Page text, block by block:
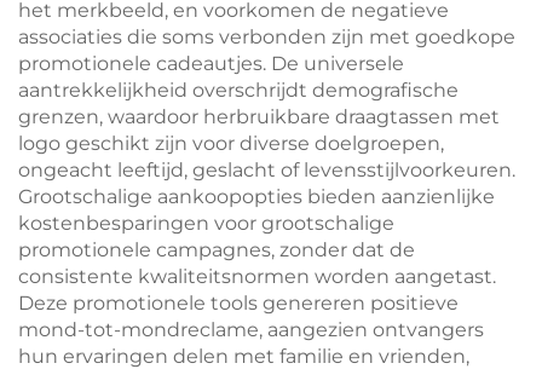
het merkbeeld, en voorkomen de negatieve
associaties die soms verbonden zijn met goedkope
promotionele cadeautjes. De universele
aantrekkelijkheid overschrijdt demografische
grenzen, waardoor herbruikbare draagtassen met
logo geschikt zijn voor diverse doelgroepen,
ongeacht leeftijd, geslacht of levensstijlvoorkeuren.
Grootschalige aankoopopties bieden aanzienlijke
kostenbesparingen voor grootschalige
promotionele campagnes, zonder dat de
consistente kwaliteitsnormen worden aangetast.
Deze promotionele tools genereren positieve
mond-tot-mondreclame, aangezien ontvangers
hun ervaringen delen met familie en vrienden,